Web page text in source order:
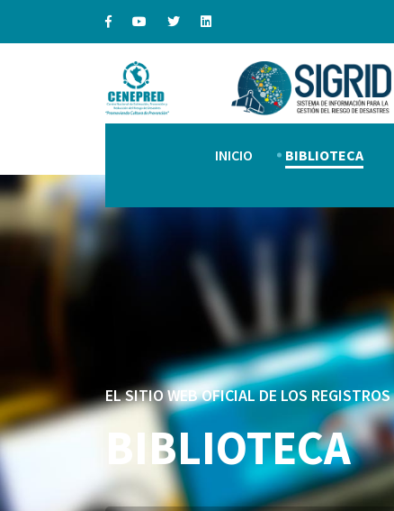
INICIO BIBLIOTECA
EL SITIO WEB OFICIAL DE LOS
BIBLIOTECA